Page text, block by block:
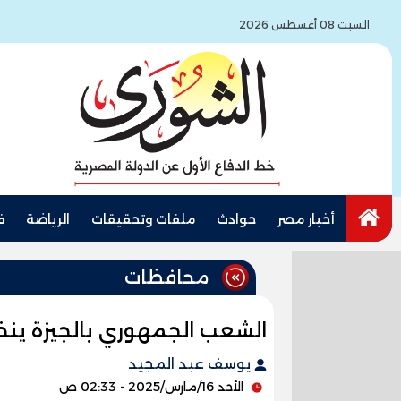
السبت 08 أغسطس 2026
أخبار مصر حوادث ملفات وتحقيقات الرياضة
محافظات
الشعب الجمهوري بالجيزة
يوسف عبد المجيد
الأحد 16/مارس/2025 - 02:33 ص